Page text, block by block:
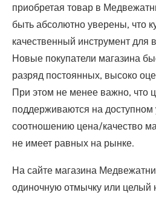
приобретая товар в
быть абсолютно уверены, что
качественный инструмент для
Новые покупатели магазина
разряд постоянных, высоко
При этом не менее важно, что
поддерживаются на
соотношению цена/качество
не имеет равных на рынке.
На сайте магазина
одиночную отмычку или целый